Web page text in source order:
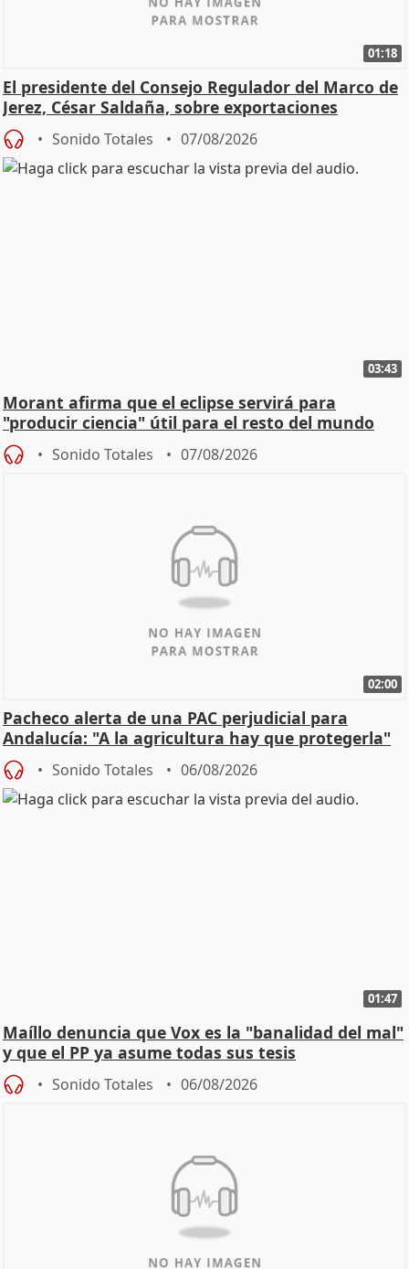
01:18
El presidente del Consejo Regulador del Marco de
Jerez, César Saldaña, sobre exportaciones
Sonido Totales 07/08/2026
03:43
Morant afirma que el eclipse servirá para
"producir ciencia" útil para el resto del mundo
Sonido Totales 07/08/2026
02:00
Pacheco alerta de una PAC perjudicial para
Andalucía: "A la agricultura hay que protegerla"
Sonido Totales 06/08/2026
01:47
Maíllo denuncia que Vox es la "banalidad del mal"
y que el PP ya asume todas sus tesis
Sonido Totales 06/08/2026